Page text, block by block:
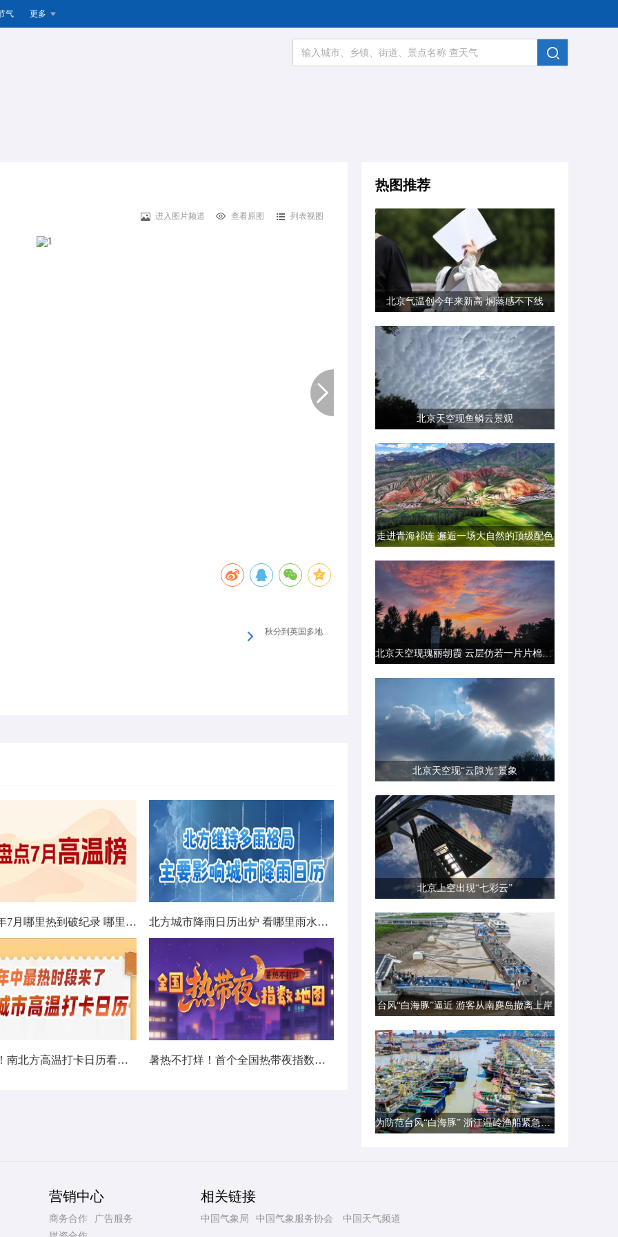
气 更多
进入图片频道 查看原图 列表视图
秋分到英国多地...
数据看今年7月哪里热到破纪录 哪里暑热连轴转 北方城市降雨日历出炉 看哪里雨水超长待机
热在中伏！南北方高温打卡日历看哪里热力持久 暑热不打烊！首个全国热带夜指数地图发布
热图推荐
北京气温创今年来新高 焖蒸感不下线
北京天空现鱼鳞云景观
走进青海祁连 邂逅一场大自然的顶级配色
北京天空现瑰丽朝霞 云层仿若一片片棉花糖
北京天空现“云隙光”景象
北京上空出现“七彩云”
台风“白海豚”逼近 游客从南麂岛撤离上岸
为防范台风“白海豚” 浙江温岭渔船紧急转港避风
营销中心
商务合作
广告服务
相关链接
中国气象局 中国气象服务协会 中国天气频道